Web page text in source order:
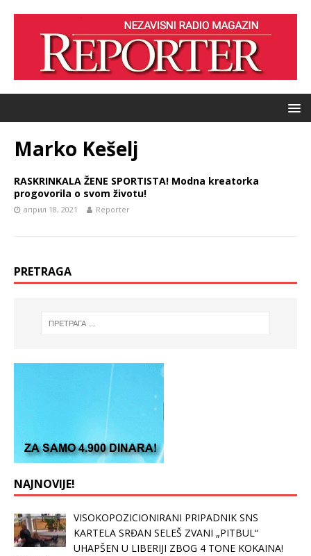
Marko Kešelj
RASKRINKALA ŽENE SPORTISTA! Modna kreatorka
progovorila o svom životu!
април 18, 2021 Reporter
PRETRAGA
NAJNOVIJE!
VISOKOPOZICIONIRANI PRIPADNIK SNS
KARTELA SRĐAN SELEŠ ZVANI „PITBUL“
UHAPŠEN U LIBERIJI ZBOG 4 TONE KOKAINA!